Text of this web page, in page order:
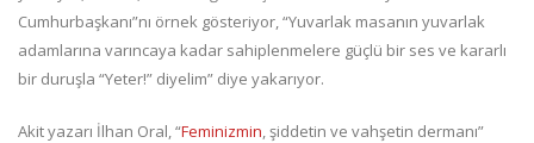
Cumhurbaşkanı”nı örnek gösteriyor, “Yuvarlak masanın yuvarlak
adamlarına varıncaya kadar sahiplenmelere güçlü bir ses ve kararlı
bir duruşla “Yeter!” diyelim” diye yakarıyor.
Akit yazarı İlhan Oral, “Feminizmin, şiddetin ve vahşetin dermanı”